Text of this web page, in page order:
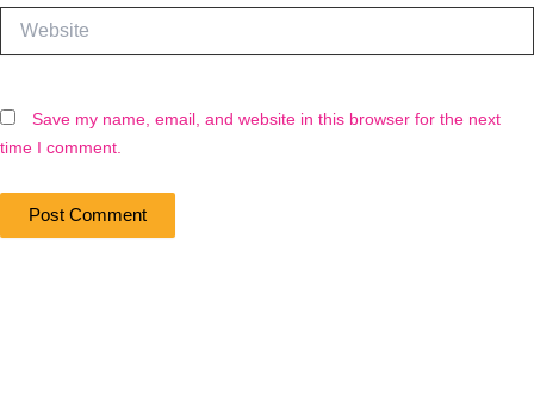
Save my name, email, and website in this browser for the next
time I comment.